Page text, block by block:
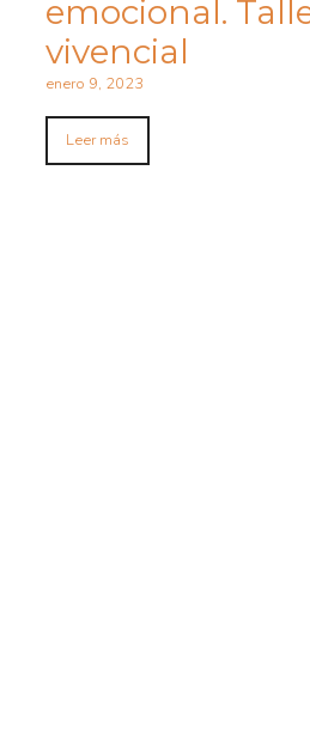
emocional.
vivencial
enero 9, 2023
Leer más